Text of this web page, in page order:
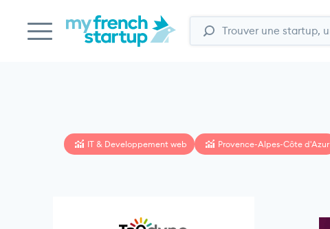
IT & Developpement web Provence-Alpes-Côte d'Azur